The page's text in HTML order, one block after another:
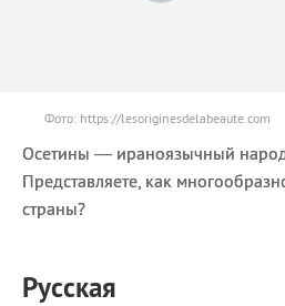
Фото: https://lesoriginesdelabeaute.com
Осетины — ираноязычный
Представляете, как
страны?
Русская